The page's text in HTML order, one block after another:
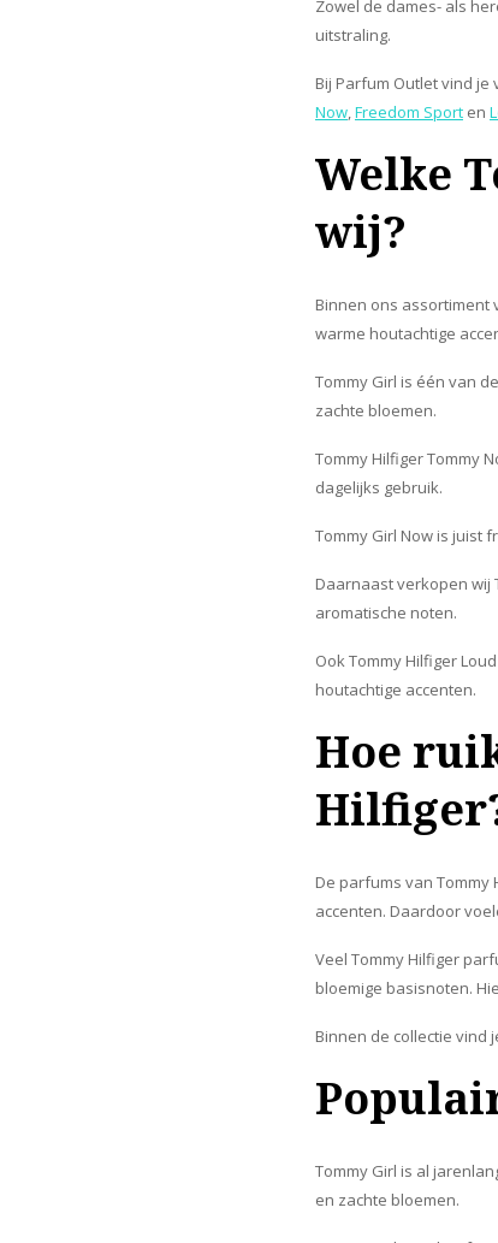
Zowel de dames- als
uitstraling.
Bij Parfum Outlet vind
Now,Freedom Sport en
Welke
wij?
Binnen ons assortiment
warme houtachtige
Tommy Girl is één van
zachte bloemen.
Tommy Hilfiger Tommy
dagelijks gebruik.
Tommy Girl Now is juist
Daarnaast verkopen wij
aromatische noten.
Ook Tommy Hilfiger
houtachtige accenten.
Hoe
De parfums van
accenten. Daardoor
Veel Tommy Hilfiger
bloemige basisnoten.
Binnen de collectie vind
Tommy Girl is al
en zachte bloemen.